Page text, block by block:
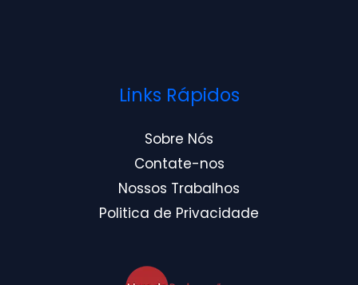
Links Rápidos
Sobre Nós
Contate-nos
Nossos Trabalhos
Politica de Privacidade